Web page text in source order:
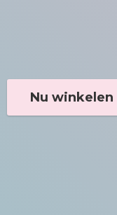
Nu winkelen